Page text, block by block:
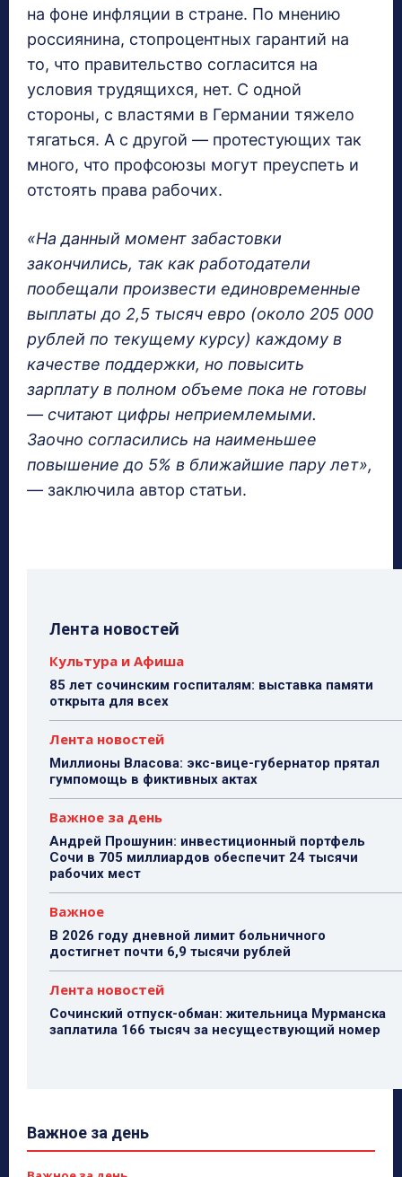
на фоне инфляции в стране. По мнению
россиянина, стопроцентных гарантий на
то, что правительство согласится на
условия трудящихся, нет. С одной
стороны, с властями в Германии тяжело
тягаться. А с другой — протестующих так
много, что профсоюзы могут преуспеть и
отстоять права рабочих.
«На данный момент забастовки
закончились, так как работодатели
пообещали произвести единовременные
выплаты до 2,5 тысяч евро (около 205 000
рублей по текущему курсу) каждому в
качестве поддержки, но повысить
зарплату в полном объеме пока не готовы
— считают цифры неприемлемыми.
Заочно согласились на наименьшее
повышение до 5% в ближайшие пару лет»,
— заключила автор статьи.
Лента новостей
Культура и Афиша
85 лет сочинским госпиталям: выставка памяти
открыта для всех
Лента новостей
Миллионы Власова: экс-вице-губернатор прятал
гумпомощь в фиктивных актах
Важное за день
Андрей Прошунин: инвестиционный портфель
Сочи в 705 миллиардов обеспечит 24 тысячи
рабочих мест
Важное
В 2026 году дневной лимит больничного
достигнет почти 6,9 тысячи рублей
Лента новостей
Сочинский отпуск-обман: жительница Мурманска
заплатила 166 тысяч за несуществующий номер
Важное за день